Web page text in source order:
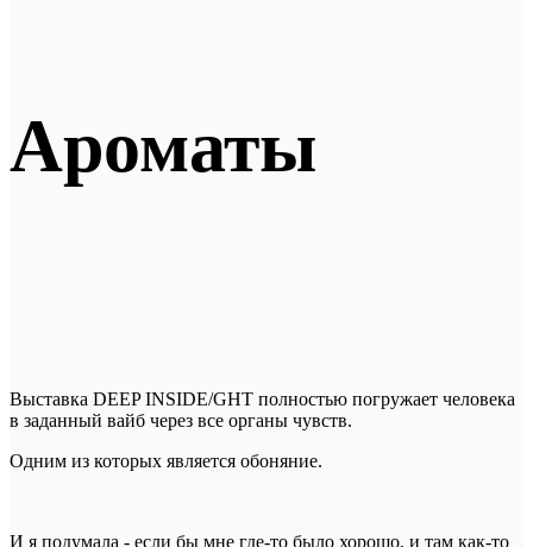
Ароматы
Выставка DEEP INSIDE/GHT полностью погружает человека
в заданный вайб через все органы чувств.
Одним из которых является обоняние.
И я подумала - если бы мне где-то было хорошо, и там как-то